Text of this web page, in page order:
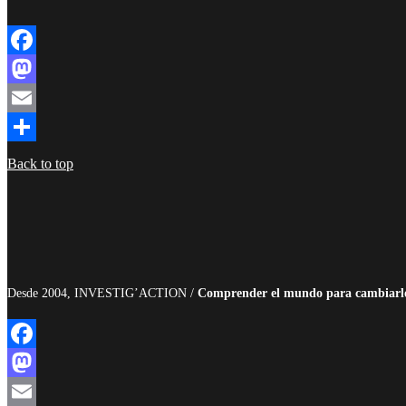
Facebook
Mastodon
Email
Compartir
Back to top
Desde 2004, INVESTIG’ACTION / Comprender el mundo para
Facebook
Mastodon